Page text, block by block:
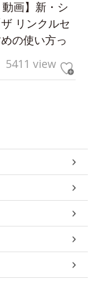
動画】新・シ
リンクルセ
の使い方っ
5411 view